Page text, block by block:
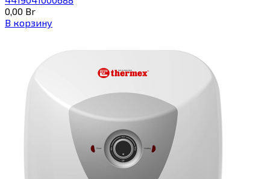
0,00 Br
В корзину